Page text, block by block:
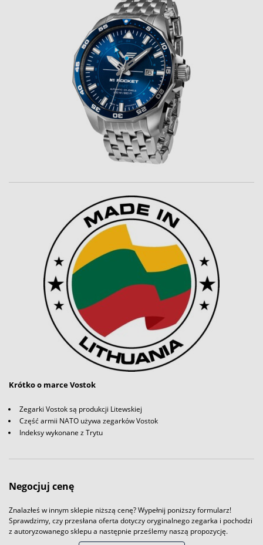
Krótko o marce Vostok
Zegarki Vostok są produkcji Litewskiej
Część armii NATO używa zegarków Vostok
Indeksy wykonane z Trytu
Negocjuj cenę
Znalazłeś w innym sklepie niższą cenę? Wypełnij poniższy formularz!
Sprawdzimy, czy przesłana oferta dotyczy oryginalnego zegarka i pochodzi
z autoryzowanego sklepu a następnie prześlemy naszą propozycję.